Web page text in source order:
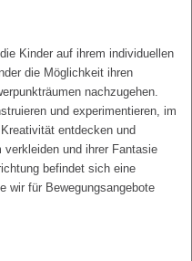
Kinder auf ihrem individuellen
die Möglichkeit ihren
nachzugehen.
und experimentieren, im
entdecken und
und ihrer Fantasie
befindet sich eine
wir für Bewegungsangebote